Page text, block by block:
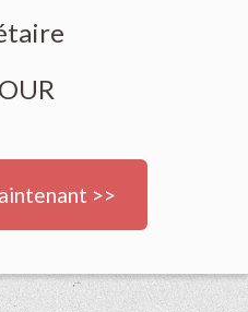
>>